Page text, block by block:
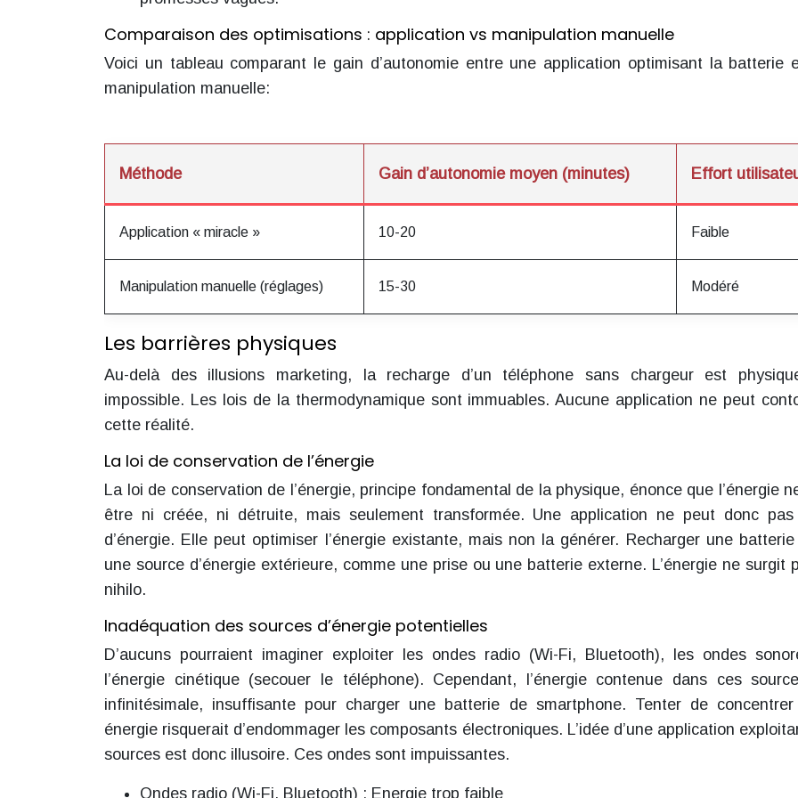
Comparaison des optimisations : application vs manipulation manuelle
Voici un tableau comparant le gain d’autonomie entre une application optimisant la batterie
manipulation manuelle:
Méthode Gain d’autonomie moyen (minutes) Effort
Application « miracle » 10-20 Faible
Manipulation manuelle (réglages) 15-30 Modéré
Les barrières physiques
Au-delà des illusions marketing, la recharge d’un téléphone sans chargeur est
impossible. Les lois de la thermodynamique sont immuables. Aucune application ne peut
cette réalité.
La loi de conservation de l’énergie
La loi de conservation de l’énergie, principe fondamental de la physique, énonce que l’énergie
être ni créée, ni détruite, mais seulement transformée. Une application ne peut donc pas
d’énergie. Elle peut optimiser l’énergie existante, mais non la générer. Recharger une
une source d’énergie extérieure, comme une prise ou une batterie externe. L’énergie ne surgit
nihilo.
Inadéquation des sources d’énergie potentielles
D’aucuns pourraient imaginer exploiter les ondes radio (Wi-Fi, Bluetooth), les ondes
l’énergie cinétique (secouer le téléphone). Cependant, l’énergie contenue dans ces
infinitésimale, insuffisante pour charger une batterie de smartphone. Tenter de
énergie risquerait d’endommager les composants électroniques. L’idée d’une application
sources est donc illusoire. Ces ondes sont impuissantes.
Ondes radio (Wi-Fi, Bluetooth) : Energie trop faible